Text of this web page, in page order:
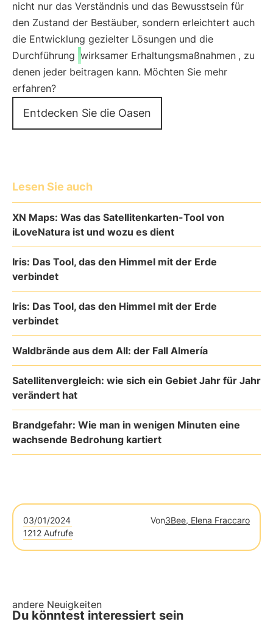
nicht nur das Verständnis und das Bewusstsein für
den Zustand der Bestäuber, sondern erleichtert auch
die Entwicklung gezielter Lösungen und die
Durchführung wirksamer Erhaltungsmaßnahmen , zu
denen jeder beitragen kann. Möchten Sie mehr
erfahren?
Entdecken Sie die Oasen
Lesen Sie auch
XN Maps: Was das Satellitenkarten-Tool von
iLoveNatura ist und wozu es dient
Iris: Das Tool, das den Himmel mit der Erde
verbindet
Iris: Das Tool, das den Himmel mit der Erde
verbindet
Waldbrände aus dem All: der Fall Almería
Satellitenvergleich: wie sich ein Gebiet Jahr für Jahr
verändert hat
Brandgefahr: Wie man in wenigen Minuten eine
wachsende Bedrohung kartiert
03/01/2024 Von3Bee, Elena Fraccaro
1212 Aufrufe
andere Neuigkeiten
Du könntest interessiert sein